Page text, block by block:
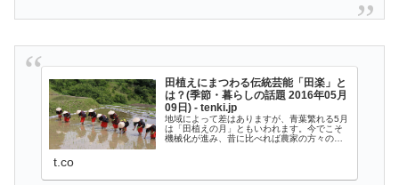
田植えにまつわる伝統芸能「田楽」と
は？(季節・暮らしの話題 2016年05月
09日) - tenki.jp
地域によって差はありますが、青葉繁れる5月
は「田植えの月」ともいわれます。今でこそ
機械化が進み、昔に比べれば農家の方々の負
t.co